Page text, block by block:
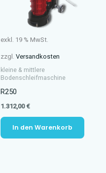
exkl. 19 % MwSt.
zzgl. Versandkosten
kleine & mittlere
Bodenschleifmaschine
R250
1.312,00€
In den Warenkorb